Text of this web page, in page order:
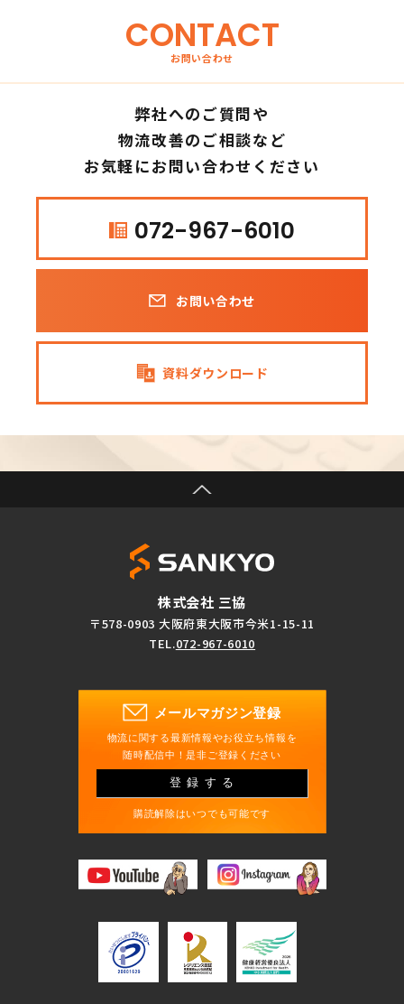
CONTACT
お問い合わせ
弊社へのご質問や
物流改善のご相談など
お気軽にお問い合わせください
072-967-6010
お問い合わせ
資料ダウンロード
株式会社 三協
〒578-0903 大阪府東大阪市今米1-15-11
TEL.072-967-6010
メールマガジン登録
物流に関する最新情報やお役立ち情報を
随時配信中！是非ご登録ください
登録する
購読解除はいつでも可能です